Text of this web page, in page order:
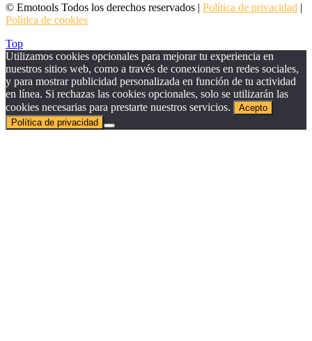
© Emotools Todos los derechos reservados | Política de privacidad |
Política de cookies
Top
Utilizamos cookies opcionales para mejorar tu experiencia en
nuestros sitios web, como a través de conexiones en redes sociales,
y para mostrar publicidad personalizada en función de tu actividad
en línea. Si rechazas las cookies opcionales, solo se utilizarán las
cookies necesarias para prestarte nuestros servicios.
Acepto
Política de privacidad